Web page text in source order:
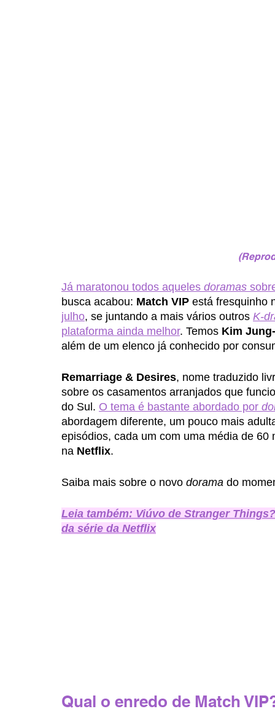
Já maratonou todos aqueles doramas
busca acabou: Match VIP está fresquinho
julho, se juntando a mais vários outros K-
plataforma ainda melhor. Temos Kim
além de um elenco já conhecido por
Remarriage & Desires, nome traduzido
sobre os casamentos arranjados que
do Sul. O tema é bastante abordado por
abordagem diferente, um pouco mais
episódios, cada um com uma média de
na Netflix.
Saiba mais sobre o novo dorama do
Leia também: Viúvo de Stranger
da série da Netflix
Qual o enredo de Match